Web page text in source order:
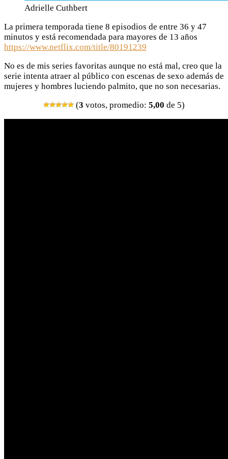
Adrielle Cuthbert
La primera temporada tiene 8 episodios de entre 36 y 47
minutos y está recomendada para mayores de 13 años
https://www.netflix.com/title/80191239
No es de mis series favoritas aunque no está mal, creo que la
serie intenta atraer al público con escenas de sexo además de
mujeres y hombres luciendo palmito, que no son necesarias.
(3 votos, promedio: 5,00 de 5)